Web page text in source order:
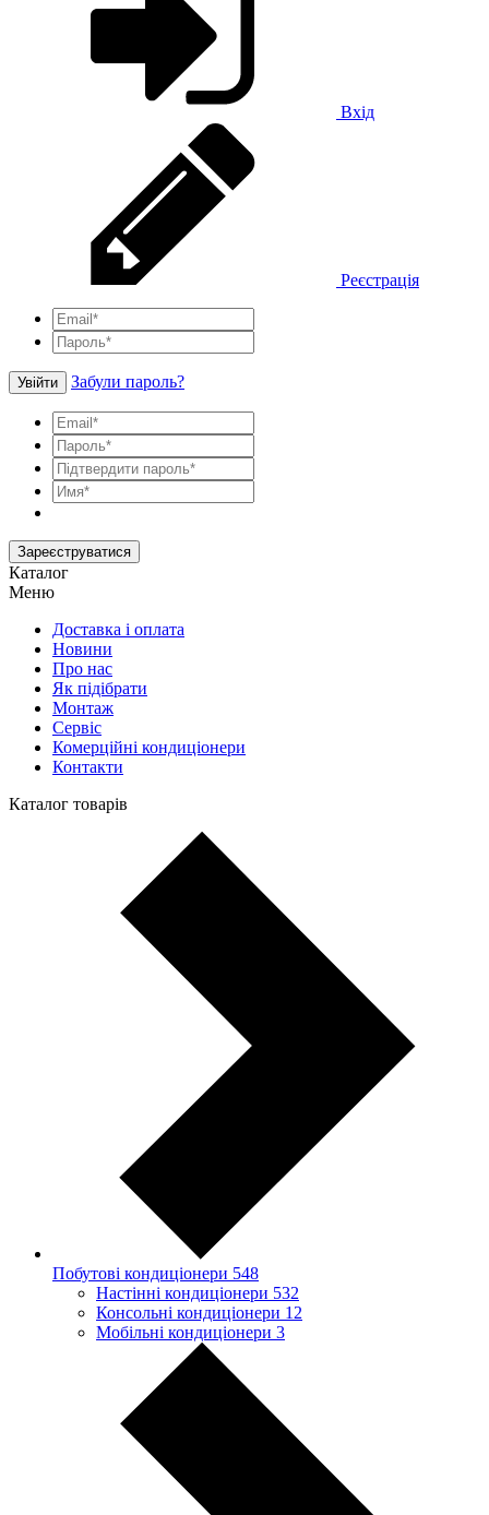
Вхід
Реєстрація
Увійти Забули пароль?
Зареєструватися
Каталог
Меню
Доставка і оплата
Новини
Про нас
Як підібрати
Монтаж
Сервіс
Комерційні кондиціонери
Контакти
Каталог товарів
Побутові кондиціонери 548
Настінні кондиціонери 532
Консольні кондиціонери 12
Мобільні кондиціонери 3